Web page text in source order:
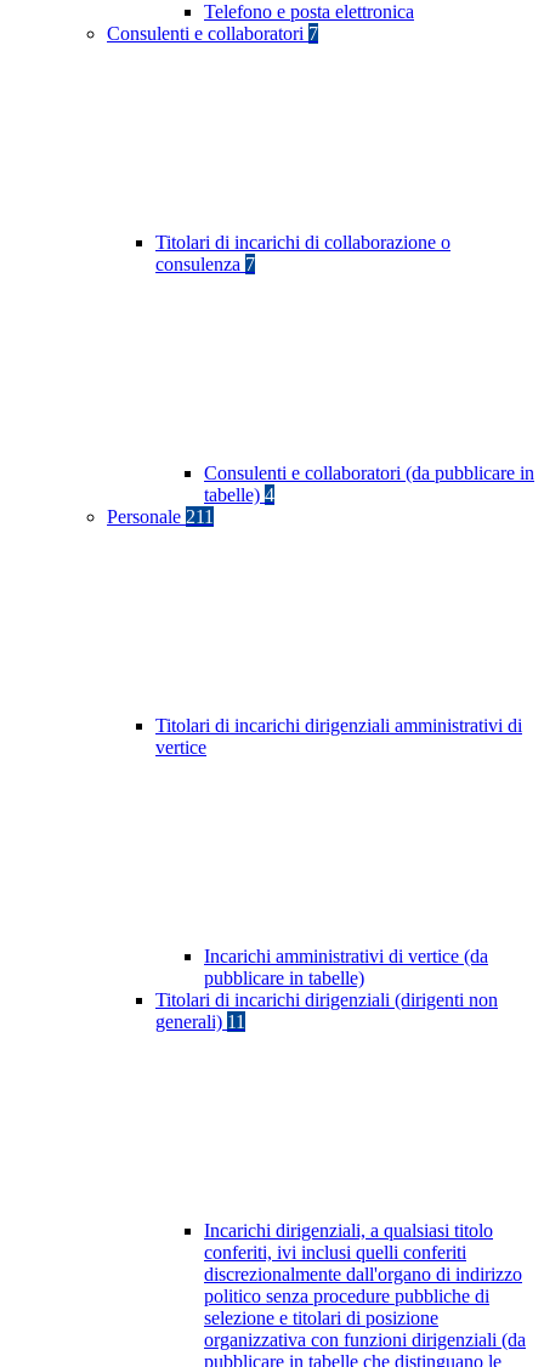
Telefono e posta elettronica
Consulenti e collaboratori 7
Titolari di incarichi di collaborazione o
consulenza 7
Consulenti e collaboratori (da pubblicare in
tabelle) 4
Personale 211
Titolari di incarichi dirigenziali amministrativi di
vertice
Incarichi amministrativi di vertice (da
pubblicare in tabelle)
Titolari di incarichi dirigenziali (dirigenti non
generali) 11
Incarichi dirigenziali, a qualsiasi titolo
conferiti, ivi inclusi quelli conferiti
discrezionalmente dall'organo di indirizzo
politico senza procedure pubbliche di
selezione e titolari di posizione
organizzativa con funzioni dirigenziali (da
pubblicare in tabelle che distinguano le